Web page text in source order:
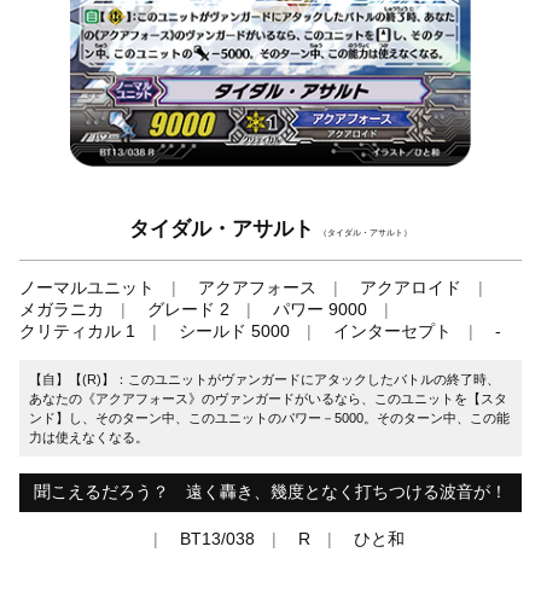
タイダル・アサルト （タイダル・アサルト）
ノーマルユニット アクアフォース
アクアロイド
メガラニカ
グレード 2
パワー 9000
クリティカル 1
シールド 5000 インターセプト -
【自】【(R)】：このユニットがヴァンガードにアタックしたバトルの終了時、
あなたの《アクアフォース》のヴァンガードがいるなら、このユニットを【スタ
ンド】し、そのターン中、このユニットのパワー－5000。そのターン中、この能
力は使えなくなる。
聞こえるだろう？ 遠く轟き、幾度となく打ちつける波音が！
BT13/038 R ひと和